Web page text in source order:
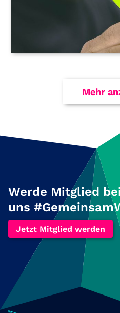
Mehr
Werde Mitglied
uns
Jetzt Mitglied werden